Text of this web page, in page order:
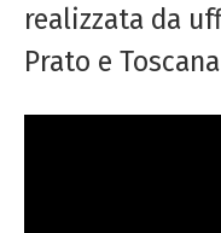
realizzata da
Prato e